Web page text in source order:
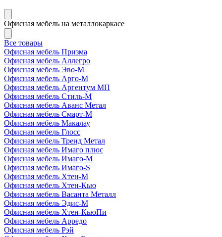
Офисная мебель на металлокаркасе
Все товары
Офисная мебель Призма
Офисная мебель Аллегро
Офисная мебель Эво-M
Офисная мебель Арго-М
Офисная мебель Аргентум МП
Офисная мебель Стиль-М
Офисная мебель Аванс Метал
Офисная мебель Смарт-М
Офисная мебель Макалау
Офисная мебель Глосс
Офисная мебель Тренд Метал
Офисная мебель Имаго плюс
Офисная мебель Имаго-М
Офисная мебель Имаго-S
Офисная мебель Хтен-M
Офисная мебель Хтен-Кью
Офисная мебель Васанта Металл
Офисная мебель Эдис-M
Офисная мебель Хтен-КьюПи
Офисная мебель Арредо
Офисная мебель Рэй